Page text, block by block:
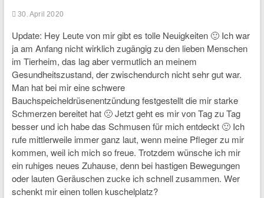
30. April 2020
Update: Hey Leute von mir gibt es tolle Neuigkeiten 🙂 Ich war
ja am Anfang nicht wirklich zugängig zu den lieben Menschen
im Tierheim, das lag aber vermutlich an meinem
Gesundheitszustand, der zwischendurch nicht sehr gut war.
Man hat bei mir eine schwere
Bauchspeicheldrüsenentzündung festgestellt die mir starke
Schmerzen bereitet hat 🙁 Jetzt geht es mir von Tag zu Tag
besser und ich habe das Schmusen für mich entdeckt 🙂 Ich
rufe mittlerweile immer ganz laut, wenn meine Pfleger zu mir
kommen, weil ich mich so freue. Trotzdem wünsche ich mir
ein ruhiges neues Zuhause, denn bei hastigen Bewegungen
oder lauten Geräuschen zucke ich schnell zusammen. Wer
schenkt mir einen tollen kuschelplatz?